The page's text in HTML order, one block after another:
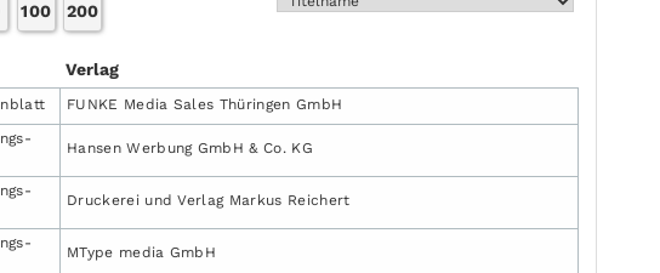
100 200
Verlag
FUNKE Media Sales Thüringen GmbH
Hansen Werbung GmbH & Co. KG
Druckerei und Verlag Markus Reichert
MType media GmbH